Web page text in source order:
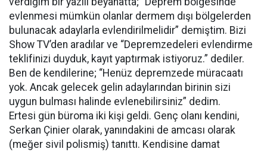
evlenmesi mümkün olanlar dermem dışı bölgelerden
bulunacak adaylarla evlendirilmelidir” demiştim. Bizi
Show TV’den aradılar ve “Depremzedeleri evlendirme
teklifinizi duyduk, kayıt yaptırmak istiyoruz.” dediler.
Ben de kendilerine; “Henüz depremzede müracaatı
yok. Ancak gelecek gelin adaylarından birinin sizi
uygun bulması halinde evlenebilirsiniz” dedim.
Ertesi gün büroma iki kişi geldi. Genç olanı kendini,
Serkan Çinier olarak, yanındakini de amcası olarak
(meğer sivil polismiş) tanıttı. Kendisine damat